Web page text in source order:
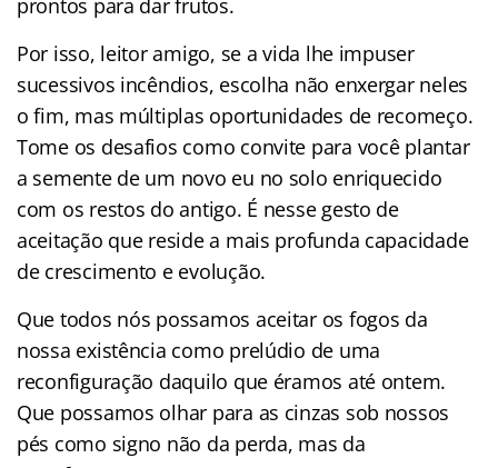
prontos para dar frutos.
Por isso, leitor amigo, se a vida lhe impuser
sucessivos incêndios, escolha não enxergar neles
o fim, mas múltiplas oportunidades de recomeço.
Tome os desafios como convite para você plantar
a semente de um novo eu no solo enriquecido
com os restos do antigo. É nesse gesto de
aceitação que reside a mais profunda capacidade
de crescimento e evolução.
Que todos nós possamos aceitar os fogos da
nossa existência como prelúdio de uma
reconfiguração daquilo que éramos até ontem.
Que possamos olhar para as cinzas sob nossos
pés como signo não da perda, mas da